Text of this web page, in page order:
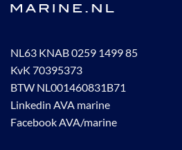
NL63 KNAB 0259 1499 85
KvK 70395373
BTW NL001460831B71
Linkedin AVA marine
Facebook AVA/marine